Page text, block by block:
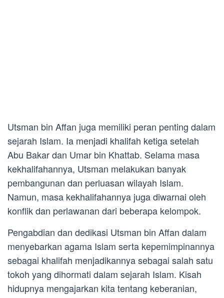
Utsman bin Affan juga memiliki peran penting dalam
sejarah Islam. Ia menjadi khalifah ketiga setelah
Abu Bakar dan Umar bin Khattab. Selama masa
kekhalifahannya, Utsman melakukan banyak
pembangunan dan perluasan wilayah Islam.
Namun, masa kekhalifahannya juga diwarnai oleh
konflik dan perlawanan dari beberapa kelompok.
Pengabdian dan dedikasi Utsman bin Affan dalam
menyebarkan agama Islam serta kepemimpinannya
sebagai khalifah menjadikannya sebagai salah satu
tokoh yang dihormati dalam sejarah Islam. Kisah
hidupnya mengajarkan kita tentang keberanian,